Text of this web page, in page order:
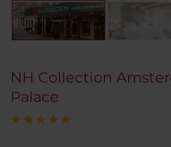
NH Collection
Palace